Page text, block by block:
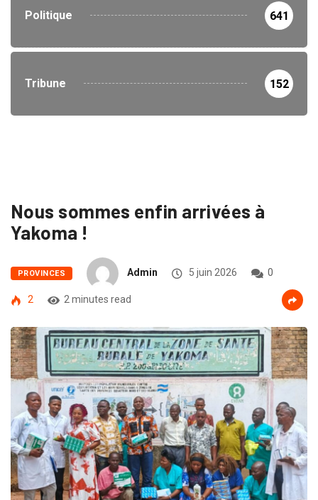
Politique 641
Tribune 152
Nous sommes enfin arrivées à
Yakoma !
PROVINCES Admin 5 juin 2026 0
2 2 minutes read